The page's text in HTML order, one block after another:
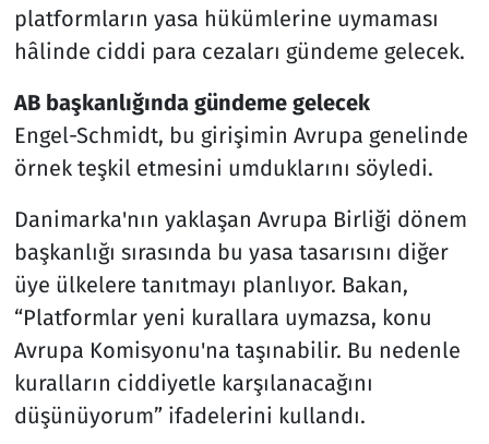
platformların yasa hükümlerine uymaması
hâlinde ciddi para cezaları gündeme gelecek.
AB başkanlığında gündeme gelecek
Engel-Schmidt, bu girişimin Avrupa genelinde
örnek teşkil etmesini umduklarını söyledi.
Danimarka'nın yaklaşan Avrupa Birliği dönem
başkanlığı sırasında bu yasa tasarısını diğer
üye ülkelere tanıtmayı planlıyor. Bakan,
“Platformlar yeni kurallara uymazsa, konu
Avrupa Komisyonu'na taşınabilir. Bu nedenle
kuralların ciddiyetle karşılanacağını
düşünüyorum” ifadelerini kullandı.